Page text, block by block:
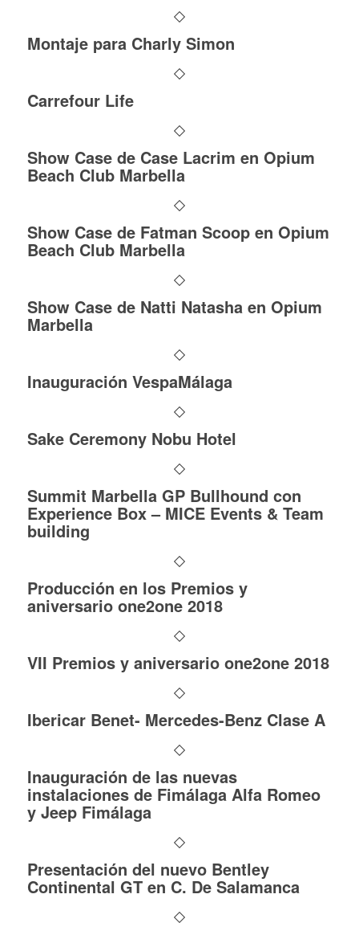
Montaje para Charly Simon
Carrefour Life
Show Case de Case Lacrim en Opium
Beach Club Marbella
Show Case de Fatman Scoop en Opium
Beach Club Marbella
Show Case de Natti Natasha en Opium
Marbella
Inauguración VespaMálaga
Sake Ceremony Nobu Hotel
Summit Marbella GP Bullhound con
Experience Box – MICE Events & Team
building
Producción en los Premios y
aniversario one2one 2018
VII Premios y aniversario one2one 2018
Ibericar Benet- Mercedes-Benz Clase A
Inauguración de las nuevas
instalaciones de Fimálaga Alfa Romeo
y Jeep Fimálaga
Presentación del nuevo Bentley
Continental GT en C. De Salamanca